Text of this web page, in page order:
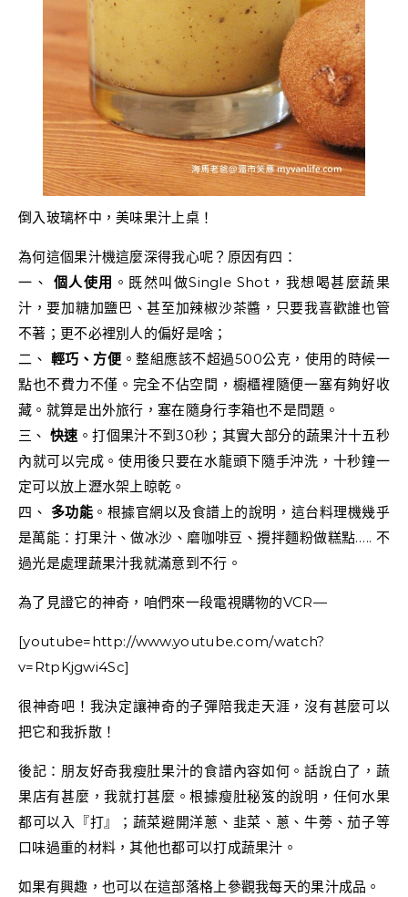
倒入玻璃杯中，美味果汁上桌！
為何這個果汁機這麼深得我心呢？原因有四：
一、 個人使用 。既然叫做Single Shot，我想喝甚麼蔬果
汁，要加糖加鹽巴、甚至加辣椒沙茶醬，只要我喜歡誰也管
不著；更不必裡別人的偏好是啥；
二、 輕巧、方便 。整組應該不超過500公克，使用的時候一
點也不費力不僅。完全不佔空間，櫥櫃裡隨便一塞有夠好收
藏。就算是出外旅行，塞在隨身行李箱也不是問題。
三、快速 。打個果汁不到30秒；其實大部分的蔬果汁十五秒
內就可以完成。使用後只要在水龍頭下隨手沖洗，十秒鐘一
定可以放上瀝水架上晾乾。
四、 多功能 。根據官網以及食譜上的說明，這台料理機幾乎
是萬能：打果汁、做冰沙、磨咖啡豆、攪拌麵粉做糕點….. 不
過光是處理蔬果汁我就滿意到不行。
為了見證它的神奇，咱們來一段電視購物的VCR—
[youtube=http://www.youtube.com/watch?
v=RtpKjgwi4Sc]
很神奇吧！我決定讓神奇的子彈陪我走天涯，沒有甚麼可以
把它和我拆散！
後記：朋友好奇我瘦肚果汁的食譜內容如何。話說白了，蔬
果店有甚麼，我就打甚麼。根據瘦肚秘笈的說明，任何水果
都可以入『打』；蔬菜避開洋蔥、韭菜、蔥、牛蒡、茄子等
口味過重的材料，其他也都可以打成蔬果汁。
如果有興趣，也可以在這部落格上參觀我每天的果汁成品。